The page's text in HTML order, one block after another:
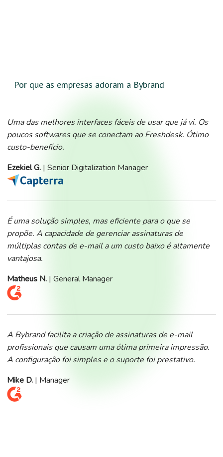
Por que as empresas adoram a Bybrand
Uma das melhores interfaces fáceis de usar que já vi. Os
poucos softwares que se conectam ao Freshdesk. Ótimo
custo-benefício.
Ezekiel G. | Senior Digitalization Manager
É uma solução simples, mas eficiente para o que se
propõe. A capacidade de gerenciar assinaturas de
múltiplas contas de e-mail a um custo baixo é altamente
vantajosa.
Matheus N. | General Manager
A Bybrand facilita a criação de assinaturas de e-mail
profissionais que causam uma ótima primeira impressão.
A configuração foi simples e o suporte foi prestativo.
Mike D. | Manager